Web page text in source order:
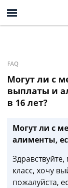
FAQ
Могут ли с
выплаты и
в 16 лет?
Могут ли с
алименты,
класс, хочу
пожалуйста,